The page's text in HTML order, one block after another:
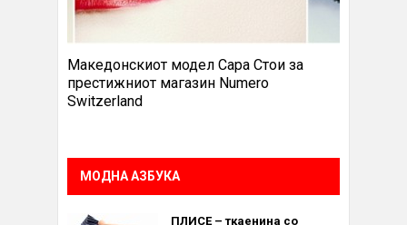
Македонскиот модел Сара Стои за
престижниот магазин Numero
Switzerland
МОДНА АЗБУКА
ПЛИСЕ – ткаенина со